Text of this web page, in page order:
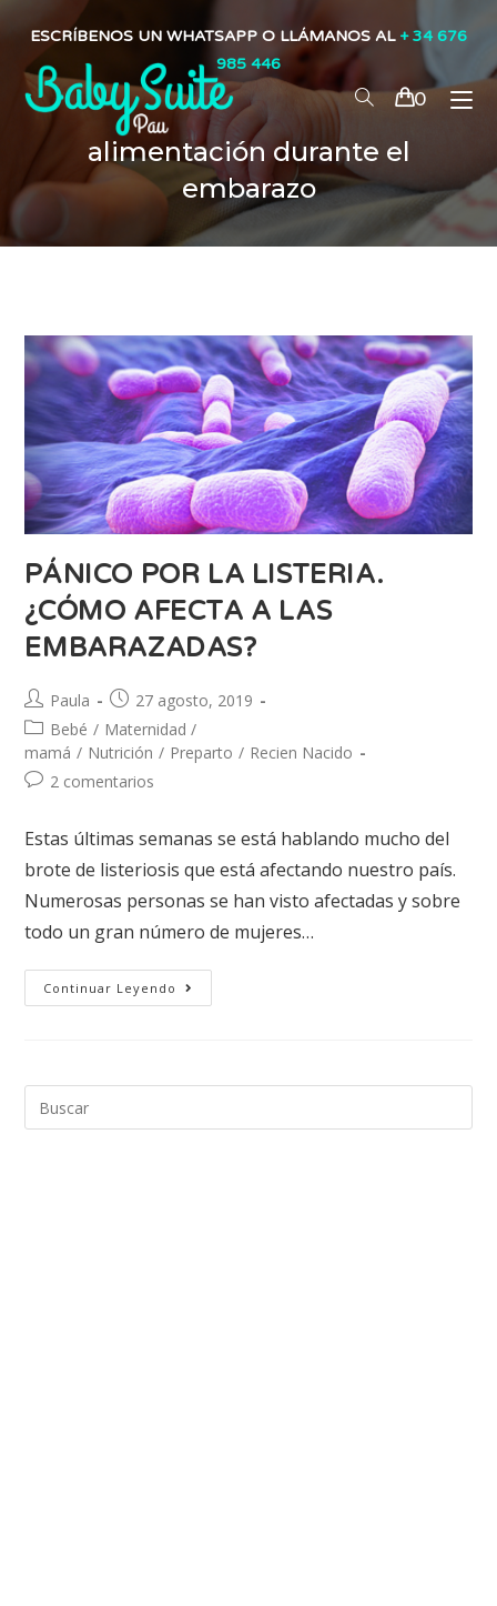
ESCRÍBENOS UN WHATSAPP O LLÁMANOS AL + 34 676
985 446
0
alimentación durante el
embarazo
PÁNICO POR LA LISTERIA.
¿CÓMO AFECTA A LAS
EMBARAZADAS?
Paula
27 agosto, 2019
Bebé / Maternidad /
mamá / Nutrición / Preparto / Recien Nacido
2 comentarios
Estas últimas semanas se está hablando mucho del
brote de listeriosis que está afectando nuestro país.
Numerosas personas se han visto afectadas y sobre
todo un gran número de mujeres…
Continuar Leyendo